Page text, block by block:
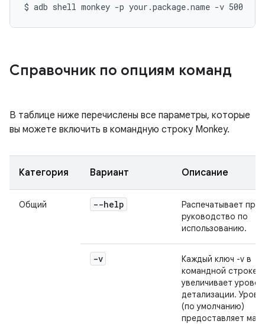
$ adb shell monkey -p your.package.name -v 500
Справочник по опциям команд
В таблице ниже перечислены все параметры, которые
вы можете включить в командную строку Monkey.
Категория Вариант Описание
Общий --help
Распечатывает
руководство по
использованию.
-v
Каждый ключ -v в
командной строке
увеличивает
детализации.
(по умолчанию)
предоставляет